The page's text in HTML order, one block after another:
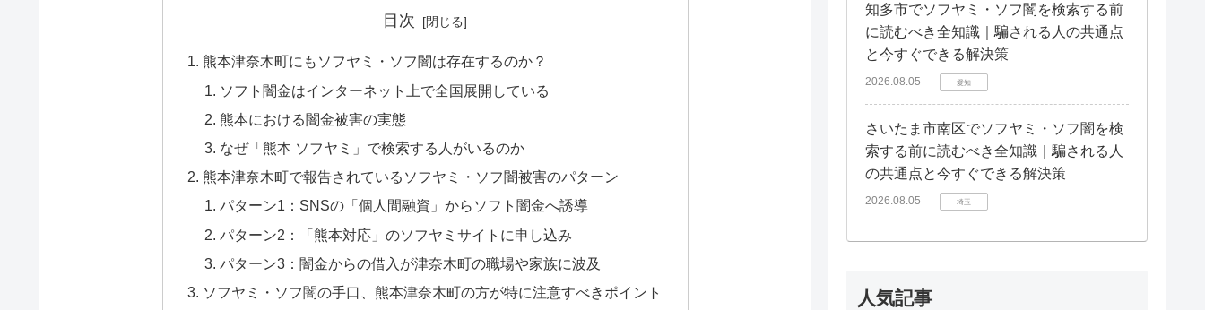
目次
熊本津奈木町にもソフヤミ・ソフ闇は存在するのか？
ソフト闇金はインターネット上で全国展開している
熊本における闇金被害の実態
なぜ「熊本 ソフヤミ」で検索する人がいるのか
熊本津奈木町で報告されているソフヤミ・ソフ闇被害のパターン
パターン1：SNSの「個人間融資」からソフト闇金へ誘導
パターン2：「熊本対応」のソフヤミサイトに申し込み
パターン3：闇金からの借入が津奈木町の職場や家族に波及
ソフヤミ・ソフ闇の手口、熊本津奈木町の方が特に注意すべきポイント
知多市でソフヤミ・ソフ闇を検索する前
に読むべき全知識｜騙される人の共通点
と今すぐできる解決策
2026.08.05 愛知
さいたま市南区でソフヤミ・ソフ闇を検
索する前に読むべき全知識｜騙される人
の共通点と今すぐできる解決策
2026.08.05 埼玉
人気記事